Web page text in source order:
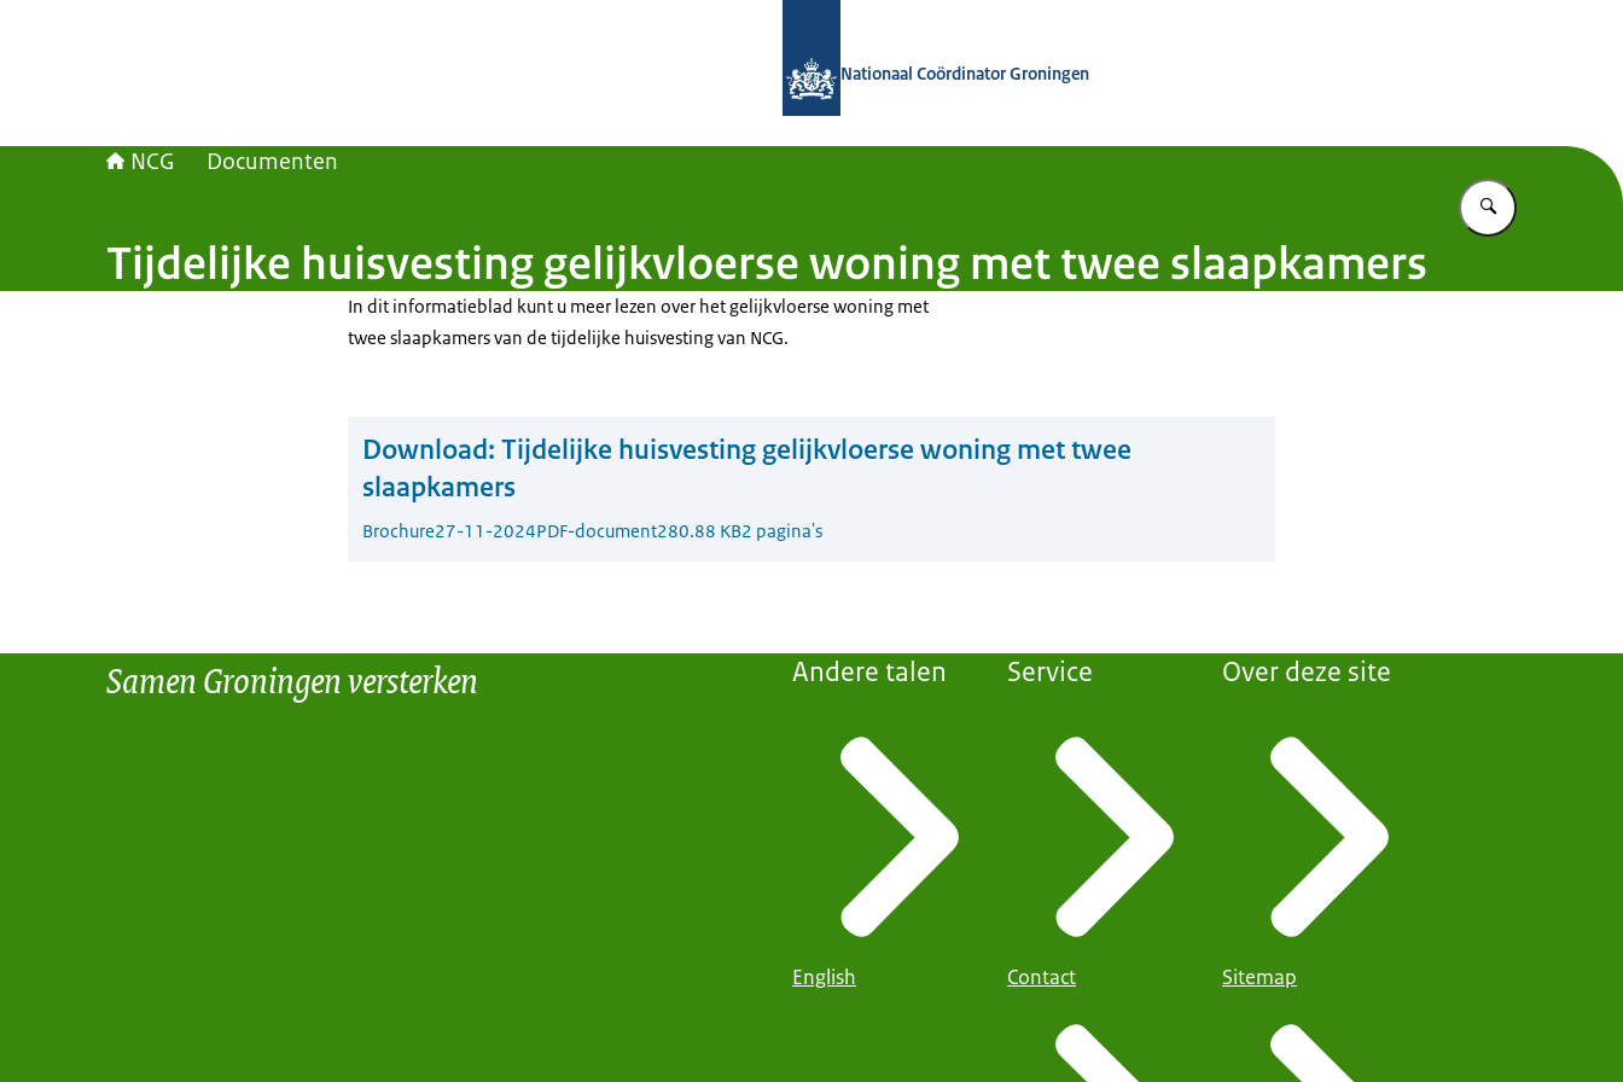
Nationaal Coördinator Groningen
NCG Documenten
Vul in wat u
Tijdelijke huisvesting gelijkvloerse woning met twee slaapkamers
In dit informatieblad kunt u meer lezen over het gelijkvloerse woning met
twee slaapkamers van de tijdelijke huisvesting van NCG.
Download: Tijdelijke huisvesting gelijkvloerse woning met twee
slaapkamers
Brochure27-11-2024PDF-document280.88 KB2 pagina's
Samen Groningen versterken Andere talen
English
Service
Contact
Over deze site
Sitemap